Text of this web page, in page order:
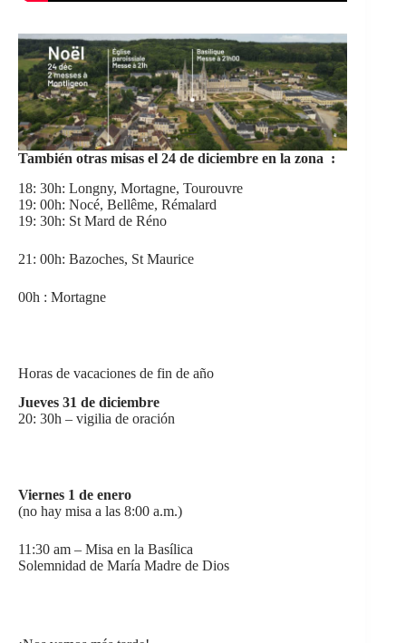
También otras misas el 24 de diciembre en la zona :
18: 30h: Longny, Mortagne, Tourouvre
19: 00h: Nocé, Bellême, Rémalard
19: 30h: St Mard de Réno
21: 00h: Bazoches, St Maurice
00h : Mortagne
Horas de vacaciones de fin de año
Jueves 31 de diciembre
20: 30h – vigilia de oración
Viernes 1 de enero
(no hay misa a las 8:00 a.m.)
11:30 am – Misa en la Basílica
Solemnidad de María Madre de Dios